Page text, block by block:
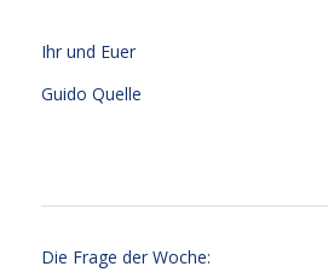
Ihr und Euer
Guido Quelle
Die Frage der Woche: